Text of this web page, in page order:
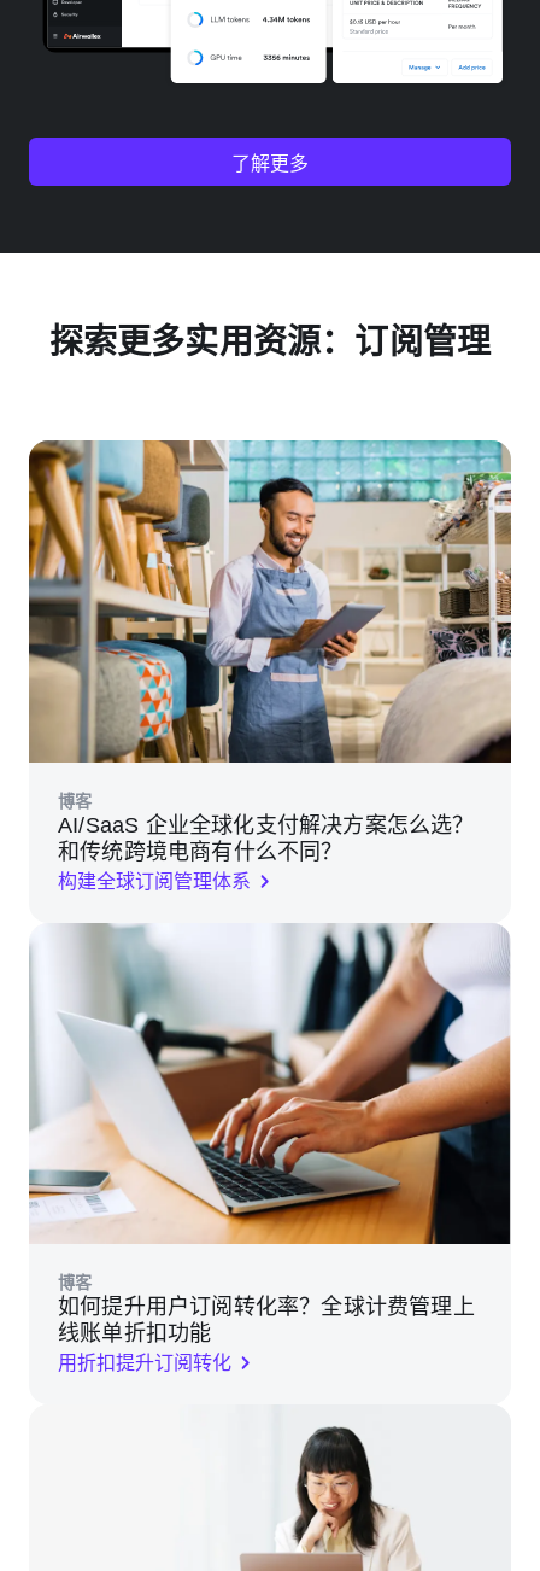
了解更多
探索更多实用资源：订阅管理
博客
AI/SaaS 企业全球化支付解决方案怎么选？
和传统跨境电商有什么不同？
构建全球订阅管理体系
博客
如何提升用户订阅转化率？全球计费管理上
线账单折扣功能
用折扣提升订阅转化